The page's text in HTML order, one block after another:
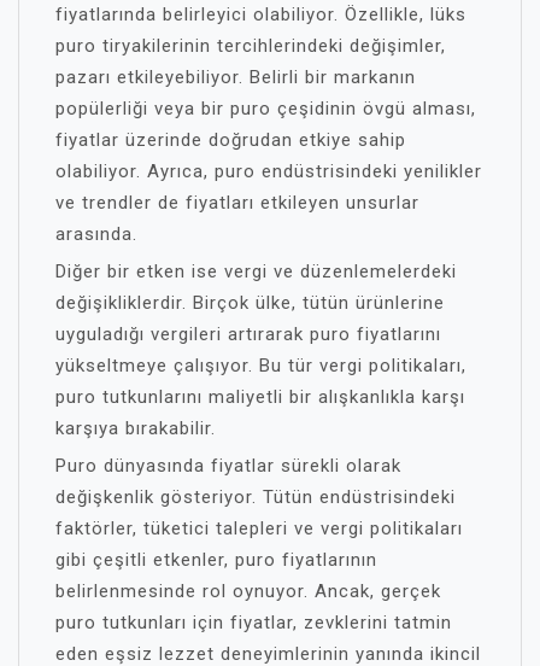
fiyatlarında belirleyici olabiliyor. Özellikle, lüks
puro tiryakilerinin tercihlerindeki değişimler,
pazarı etkileyebiliyor. Belirli bir markanın
popülerliği veya bir puro çeşidinin övgü alması,
fiyatlar üzerinde doğrudan etkiye sahip
olabiliyor. Ayrıca, puro endüstrisindeki yenilikler
ve trendler de fiyatları etkileyen unsurlar
arasında.
Diğer bir etken ise vergi ve düzenlemelerdeki
değişikliklerdir. Birçok ülke, tütün ürünlerine
uyguladığı vergileri artırarak puro fiyatlarını
yükseltmeye çalışıyor. Bu tür vergi politikaları,
puro tutkunlarını maliyetli bir alışkanlıkla karşı
karşıya bırakabilir.
Puro dünyasında fiyatlar sürekli olarak
değişkenlik gösteriyor. Tütün endüstrisindeki
faktörler, tüketici talepleri ve vergi politikaları
gibi çeşitli etkenler, puro fiyatlarının
belirlenmesinde rol oynuyor. Ancak, gerçek
puro tutkunları için fiyatlar, zevklerini tatmin
eden eşsiz lezzet deneyimlerinin yanında ikincil